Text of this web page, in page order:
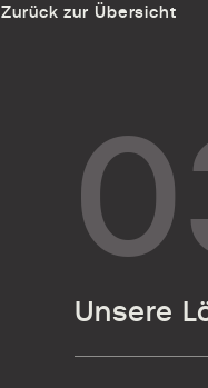
Zurück zur Übersicht
Unsere